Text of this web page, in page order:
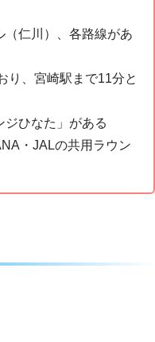
仁川）、各路線があ
り、宮崎駅まで11分と
ひなた」がある
・JALの共用ラウン